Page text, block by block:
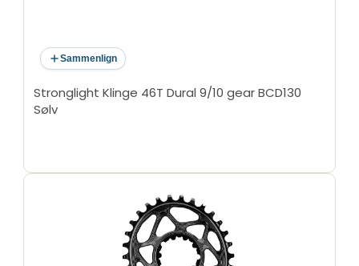
Sammenlign
Stronglight Klinge 46T Dural 9/10 gear BCD130
Sølv